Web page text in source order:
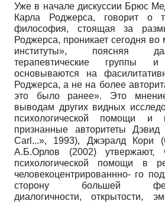
Уже в начале дискуссии Брюс
Карла Род­жерса, говорит
философия, стоящая за
Роджерса, проникает сегодня
институты», поясняя
терапевтические группы
основываются на
Роджер­са, а не на более
это было ранее». Это мнение
выводам других видных
психологической помощи и
признанные авторитеты Дэвид
Carl...», 1993), Джэралд Кори
А.Б.Орлов (2002) утвержают,
психологической помощи в
человекоцентрированнно- го
сторону большей
диалогичности, открытости,